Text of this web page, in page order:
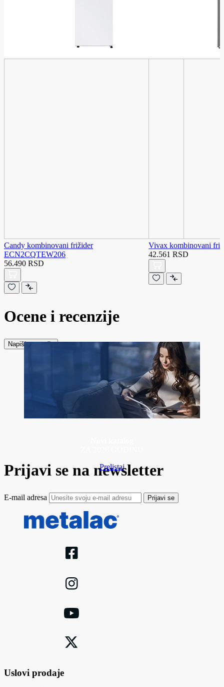
Candy kombinovani frižider
ECN2CQTEW206
56.490 RSD
Vivax kombinovani
42.561 RSD
Ocene i recenzije
Napiši recenziju
Prelistaj
Prijavi se na newsletter
E-mail adresa Prijavi se
Uslovi prodaje